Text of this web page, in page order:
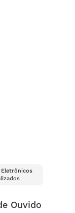
Eletrônicos
Ouvido